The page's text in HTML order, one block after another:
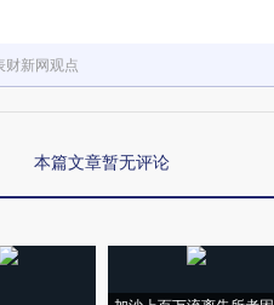
财新网观点
本篇文章暂无评论